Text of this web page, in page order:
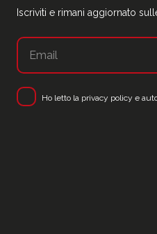
Iscriviti e rimani aggiornato
Ho letto la privacy policy e